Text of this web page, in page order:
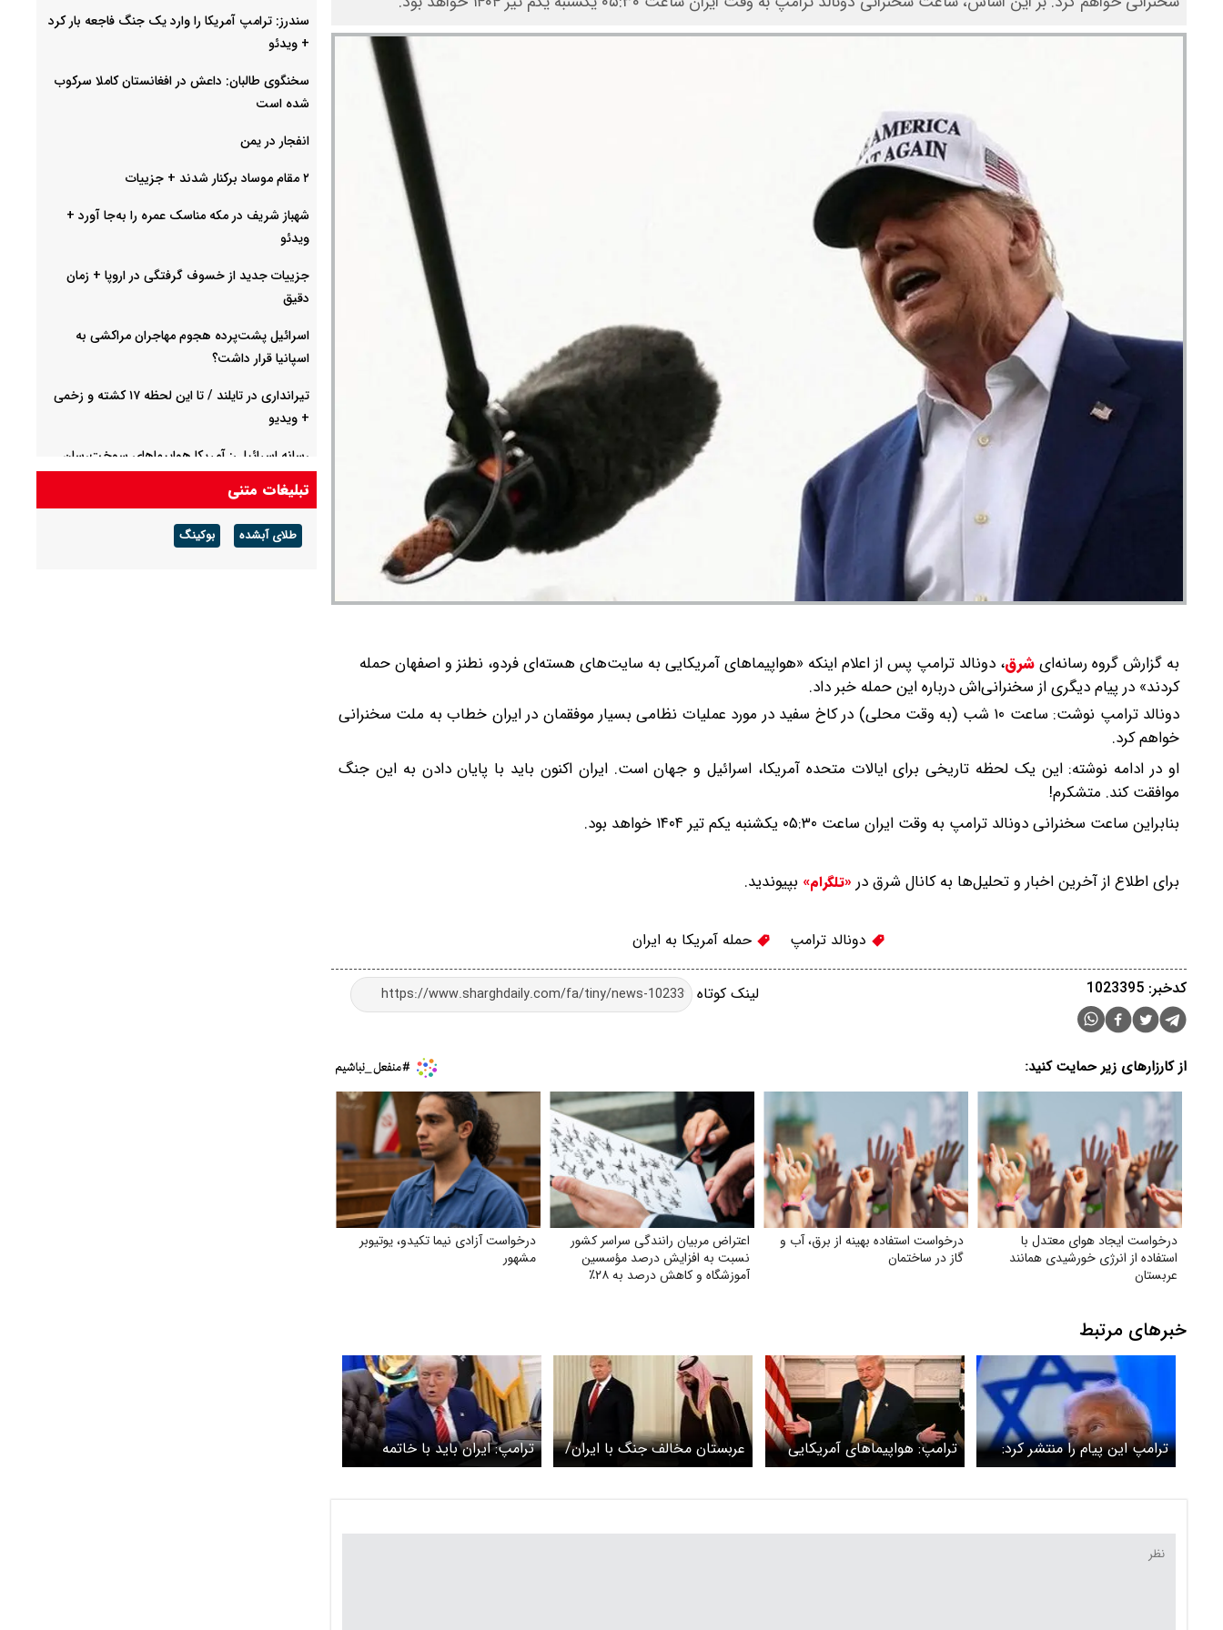
به گزارش گروه رسانه‌ایشرق، دونالد ترامپ پس از اعلام اینکه «هواپیماهای آمریکایی به سایت‌های هسته‌ای فردو، نطنز و اصفهان حمله
کردند» در پیام دیگری از سخنرانی‌اش درباره این حمله خبر داد.
دونالد ترامپ نوشت: ساعت ۱۰ شب (به وقت محلی) در کاخ سفید در مورد عملیات نظامی بسیار موفقمان در ایران خطاب به ملت سخنرانی
خواهم کرد.
او در ادامه نوشته: این یک لحظه تاریخی برای ایالات متحده آمریکا، اسرائیل و جهان است. ایران اکنون باید با پایان دادن به این جنگ
موافقت کند. متشکرم!
بنابراین ساعت سخنرانی دونالد ترامپ به وقت ایران ساعت ۰۵:۳۰ یکشنبه یکم تیر ۱۴۰۴ خواهد بود.
برای اطلاع از آخرین اخبار و تحلیل‌ها به کانال شرق در «تلگرام» بپیوندید.
دونالد ترامپ حمله آمریکا به ایران
لینک کوتاه کدخبر: 1023395
از کارزارهای زیر حمایت کنید:
درخواست ایجاد هوای معتدل با
استفاده از انرژی خورشیدی همانند
عربستان
درخواست استفاده بهینه از برق، آب و
گاز در ساختمان
اعتراض مربیان رانندگی سراسر کشور
نسبت به افزایش درصد مؤسسین
آموزشگاه و کاهش درصد به ۲۸٪
درخواست آزادی نیما تکیدو، یوتیوبر
مشهور
خبرهای مرتبط
ترامپ این پیام را منتشر کرد:
فردو نابود شد + عکس
ترامپ: هواپیماهای آمریکایی
به سایت‌های هسته‌ای فردو،
عربستان مخالف جنگ با ایران/
گاردین: بن سلمان احتمالا به
ترامپ: ایران باید با خاتمه
جنگ موافقت کند! + عکس
سندرز: ترامپ آمریکا را وارد یک جنگ فاجعه بار کرد
+ ویدئو
سخنگوی طالبان: داعش در افغانستان کاملا سرکوب
شده است
انفجار در یمن
۲ مقام موساد برکنار شدند + جزییات
شهباز شریف در مکه مناسک عمره را به‌جا آورد +
ویدئو
جزییات جدید از خسوف گرفتگی در اروپا + زمان
دقیق
اسرائیل پشت‌پرده هجوم مهاجران مراکشی به
اسپانیا قرار داشت؟
تیرانداری در تایلند / تا این لحظه ۱۷ کشته و زخمی
+ ویدیو
رسانه اسرائیلی: آمریکا هواپیماهای سوخت‌رسان
خود را از فرودگاه بن‌گوریون خارج می‌کند
عربستان، ترکیه و پاکستان توافقنامه امنیتی امضا
می‌کنند
تبلیغات متنی
طلای آبشده بوکینگ